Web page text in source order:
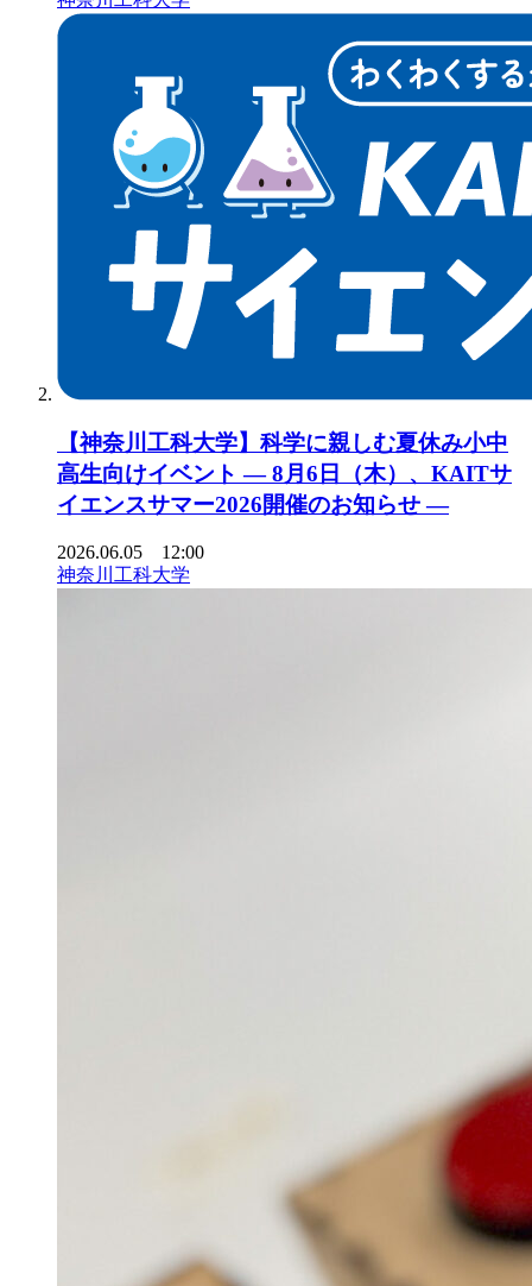
【神奈川工科大学】科学に親しむ夏休み小中
高生向けイベント ― 8月6日（木）、KAITサ
イエンスサマー2026開催のお知らせ ―
2026.06.05 12:00
神奈川工科大学